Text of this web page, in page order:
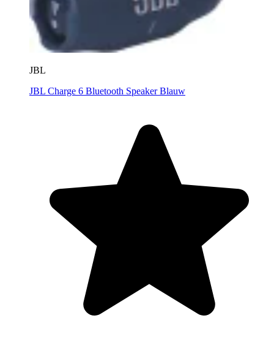
JBL
JBL Charge 6 Bluetooth Speaker Blauw